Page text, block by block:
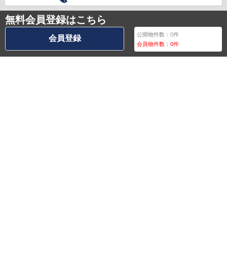
無料会員登録はこちら
会員登録 公開物件数：0件
会員物件数：0件